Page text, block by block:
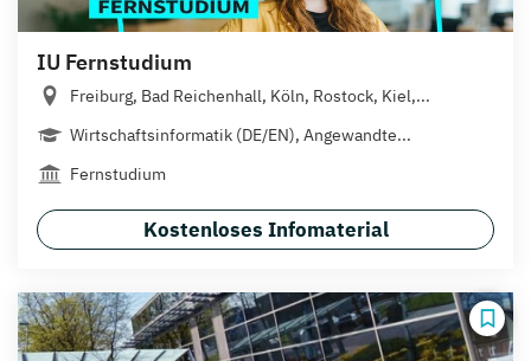
IU Fernstudium
Freiburg, Bad Reichenhall, Köln, Rostock, Kiel,...
Wirtschaftsinformatik (DE/EN), Angewandte...
Fernstudium
Kostenloses Infomaterial